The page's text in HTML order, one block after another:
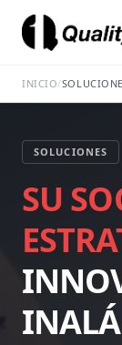
INICIO/
SOLUCIONES
SU